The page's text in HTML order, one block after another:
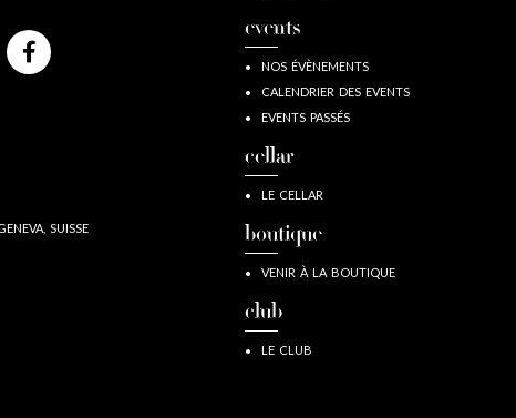
SUISSE
events
NOS ÉVÈNEMENTS
CALENDRIER DES EVENTS
EVENTS PASSÉS
cellar
LE CELLAR
boutique
VENIR À LA BOUTIQUE
club
LE CLUB